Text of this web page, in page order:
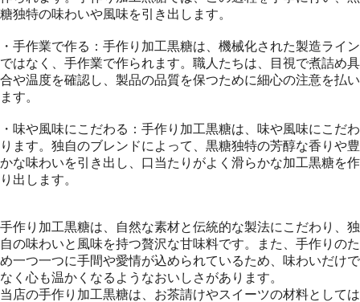
糖独特の味わいや風味を引き出します。
・手作業で作る：手作り加工黒糖は、機械化された製造ライン
ではなく、手作業で作られます。職人たちは、目視で煮詰め具
合や温度を確認し、製品の品質を保つために細心の注意を払い
ます。
・味や風味にこだわる：手作り加工黒糖は、味や風味にこだわ
ります。独自のブレンドによって、黒糖独特の芳醇な香りや豊
かな味わいを引き出し、口当たりがよく滑らかな加工黒糖を作
り出します。
手作り加工黒糖は、自然な素材と伝統的な製法にこだわり、独
自の味わいと風味を持つ贅沢な甘味料です。また、手作りのた
め一つ一つに手間や愛情が込められているため、味わいだけで
なく心も温かくなるようなおいしさがあります。
当店の手作り加工黒糖は、お茶請けやスイーツの材料としては